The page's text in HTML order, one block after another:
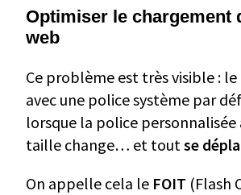
Optimiser le chargement
web
Ce problème est très visible : le
avec une police système par
lorsque la police personnalisée
taille change… et toutse
On appelle cela le FOIT (Flash